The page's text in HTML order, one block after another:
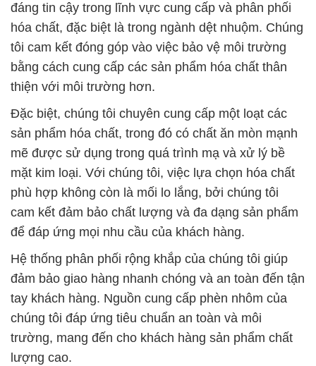
đáng tin cậy trong lĩnh vực cung cấp và phân phối
hóa chất, đặc biệt là trong ngành dệt nhuộm. Chúng
tôi cam kết đóng góp vào việc bảo vệ môi trường
bằng cách cung cấp các sản phẩm hóa chất thân
thiện với môi trường hơn.
Đặc biệt, chúng tôi chuyên cung cấp một loạt các
sản phẩm hóa chất, trong đó có chất ăn mòn mạnh
mẽ được sử dụng trong quá trình mạ và xử lý bề
mặt kim loại. Với chúng tôi, việc lựa chọn hóa chất
phù hợp không còn là mối lo lắng, bởi chúng tôi
cam kết đảm bảo chất lượng và đa dạng sản phẩm
để đáp ứng mọi nhu cầu của khách hàng.
Hệ thống phân phối rộng khắp của chúng tôi giúp
đảm bảo giao hàng nhanh chóng và an toàn đến tận
tay khách hàng. Nguồn cung cấp phèn nhôm của
chúng tôi đáp ứng tiêu chuẩn an toàn và môi
trường, mang đến cho khách hàng sản phẩm chất
lượng cao.